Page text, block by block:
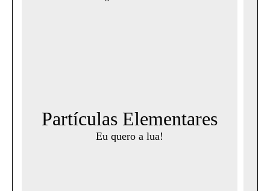
Partículas Elementares
Eu quero a lua!